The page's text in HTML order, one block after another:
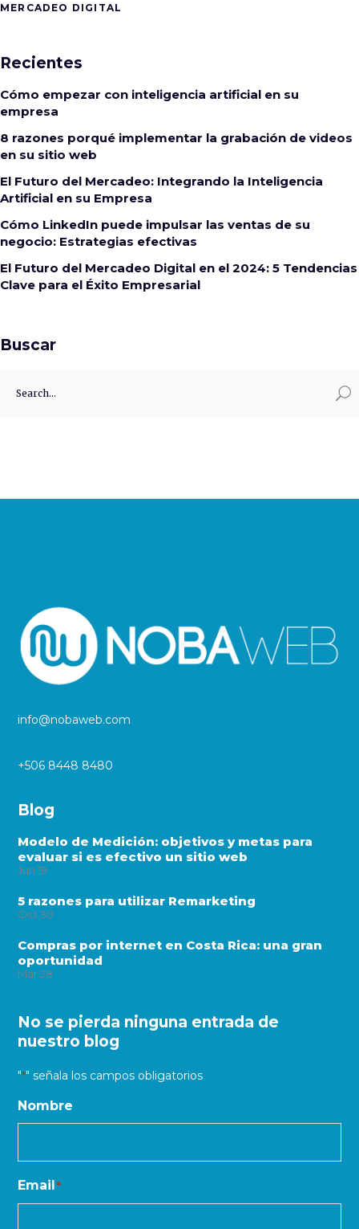
MERCADEO DIGITAL
Recientes
Cómo empezar con inteligencia artificial en su
empresa
8 razones porqué implementar la grabación de videos
en su sitio web
El Futuro del Mercadeo: Integrando la Inteligencia
Artificial en su Empresa
Cómo LinkedIn puede impulsar las ventas de su
negocio: Estrategias efectivas
El Futuro del Mercadeo Digital en el 2024: 5 Tendencias
Clave para el Éxito Empresarial
Buscar
info@nobaweb.com
+506 8448 8480
Blog
Modelo de Medición: objetivos y metas para
evaluar si es efectivo un sitio web
Jun 19
5 razones para utilizar Remarketing
Oct 30
Compras por internet en Costa Rica: una gran
oportunidad
Mar 28
No se pierda ninguna entrada de
nuestro blog
"*" señala los campos obligatorios
Nombre
Email *